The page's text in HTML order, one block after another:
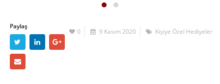
0 9 Kasım 2020 Kişiye Özel Hediyeler
Paylaş